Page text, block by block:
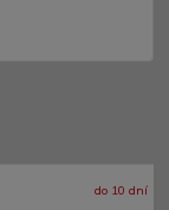
do 10 dní